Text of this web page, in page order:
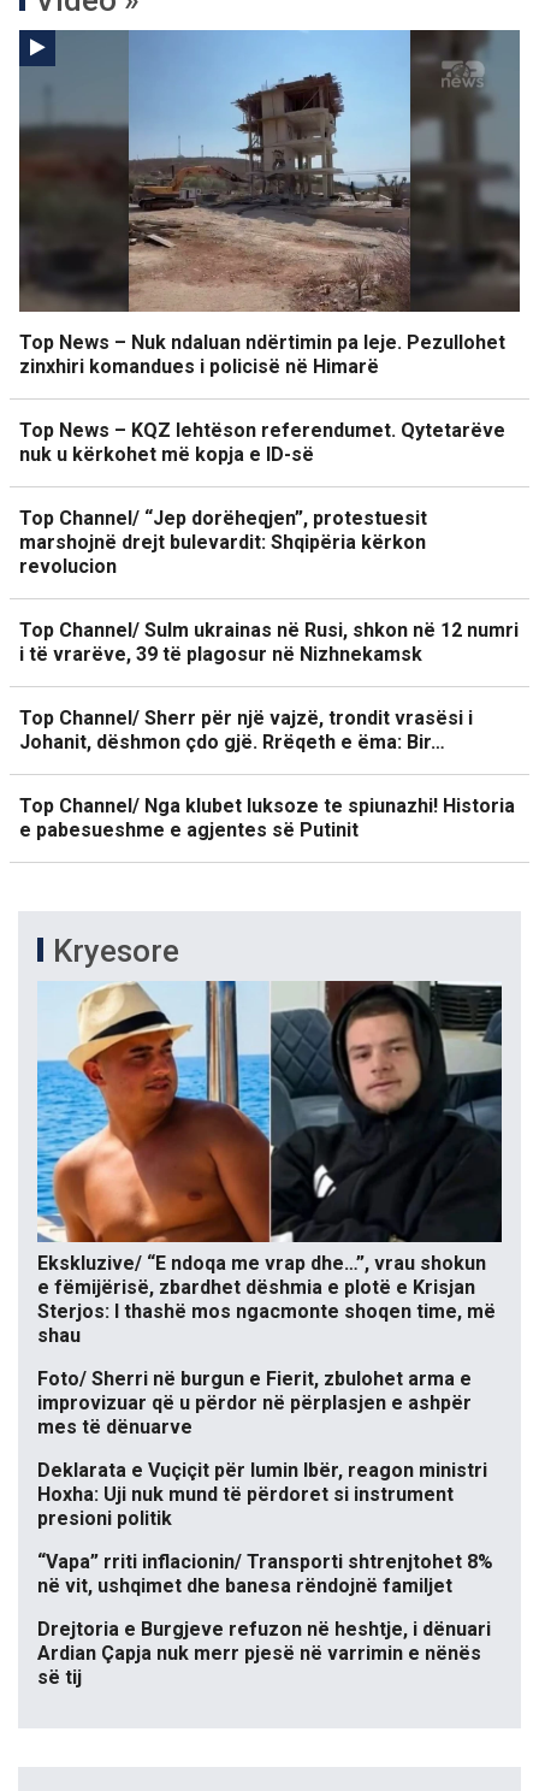
Top News – Nuk ndaluan ndërtimin pa leje. Pezullohet
zinxhiri komandues i policisë në Himarë
Top News – KQZ lehtëson referendumet. Qytetarëve
nuk u kërkohet më kopja e ID-së
Top Channel/ “Jep dorëheqjen”, protestuesit
marshojnë drejt bulevardit: Shqipëria kërkon
revolucion
Top Channel/ Sulm ukrainas në Rusi, shkon në 12 numri
i të vrarëve, 39 të plagosur në Nizhnekamsk
Top Channel/ Sherr për një vajzë, trondit vrasësi i
Johanit, dëshmon çdo gjë. Rrëqeth e ëma: Bir…
Top Channel/ Nga klubet luksoze te spiunazhi! Historia
e pabesueshme e agjentes së Putinit
Kryesore
Ekskluzive/ “E ndoqa me vrap dhe…”, vrau shokun
e fëmijërisë, zbardhet dëshmia e plotë e Krisjan
Sterjos: I thashë mos ngacmonte shoqen time, më
shau
Foto/ Sherri në burgun e Fierit, zbulohet arma e
improvizuar që u përdor në përplasjen e ashpër
mes të dënuarve
Deklarata e Vuçiçit për lumin Ibër, reagon ministri
Hoxha: Uji nuk mund të përdoret si instrument
presioni politik
“Vapa” rriti inflacionin/ Transporti shtrenjtohet 8%
në vit, ushqimet dhe banesa rëndojnë familjet
Drejtoria e Burgjeve refuzon në heshtje, i dënuari
Ardian Çapja nuk merr pjesë në varrimin e nënës
së tij